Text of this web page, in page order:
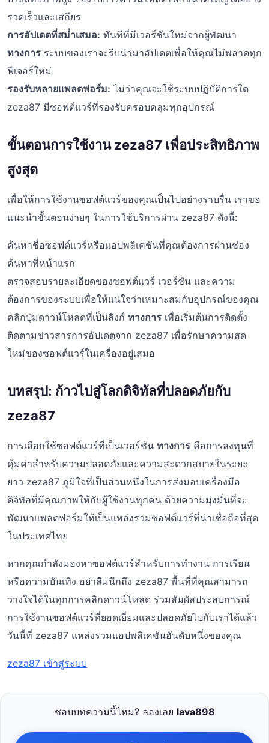
รวดเร็วและเสถียร
การอัปเดตที่สม่ำเสมอ: ทันทีที่มีเวอร์ชันใหม่จากผู้พัฒนา
ทางการ ระบบของเราจะรีบนำมาอัปเดตเพื่อให้คุณไม่พลาดทุก
ฟีเจอร์ใหม่
รองรับหลายแพลตฟอร์ม: ไม่ว่าคุณจะใช้ระบบปฏิบัติการใด
zeza87 มีซอฟต์แวร์ที่รองรับครอบคลุมทุกอุปกรณ์
ขั้นตอนการใช้งาน zeza87 เพื่อประสิทธิภาพ
สูงสุด
เพื่อให้การใช้งานซอฟต์แวร์ของคุณเป็นไปอย่างราบรื่น เราขอ
แนะนำขั้นตอนง่ายๆ ในการใช้บริการผ่าน zeza87 ดังนี้:
ค้นหาชื่อซอฟต์แวร์หรือแอปพลิเคชันที่คุณต้องการผ่านช่อง
ค้นหาที่หน้าแรก
ตรวจสอบรายละเอียดของซอฟต์แวร์ เวอร์ชัน และความ
ต้องการของระบบเพื่อให้แน่ใจว่าเหมาะสมกับอุปกรณ์ของคุณ
คลิกปุ่มดาวน์โหลดที่เป็นลิงก์ ทางการ เพื่อเริ่มต้นการติดตั้ง
ติดตามข่าวสารการอัปเดตจาก zeza87 เพื่อรักษาความสด
ใหม่ของซอฟต์แวร์ในเครื่องอยู่เสมอ
บทสรุป: ก้าวไปสู่โลกดิจิทัลที่ปลอดภัยกับ
zeza87
การเลือกใช้ซอฟต์แวร์ที่เป็นเวอร์ชัน ทางการ คือการลงทุนที่
คุ้มค่าสำหรับความปลอดภัยและความสะดวกสบายในระยะ
ยาว zeza87 ภูมิใจที่เป็นส่วนหนึ่งในการส่งมอบเครื่องมือ
ดิจิทัลที่มีคุณภาพให้กับผู้ใช้งานทุกคน ด้วยความมุ่งมั่นที่จะ
พัฒนาแพลตฟอร์มให้เป็นแหล่งรวมซอฟต์แวร์ที่น่าเชื่อถือที่สุด
ในประเทศไทย
หากคุณกำลังมองหาซอฟต์แวร์สำหรับการทำงาน การเรียน
หรือความบันเทิง อย่าลืมนึกถึง zeza87 พื้นที่ที่คุณสามารถ
วางใจได้ในทุกการคลิกดาวน์โหลด ร่วมสัมผัสประสบการณ์
การใช้งานซอฟต์แวร์ที่ยอดเยี่ยมและปลอดภัยไปกับเราได้แล้ว
วันนี้ที่ zeza87 แหล่งรวมแอปพลิเคชันอันดับหนึ่งของคุณ
zeza87 เข้าสู่ระบบ
ชอบบทความนี้ไหม? ลองเลย lava898